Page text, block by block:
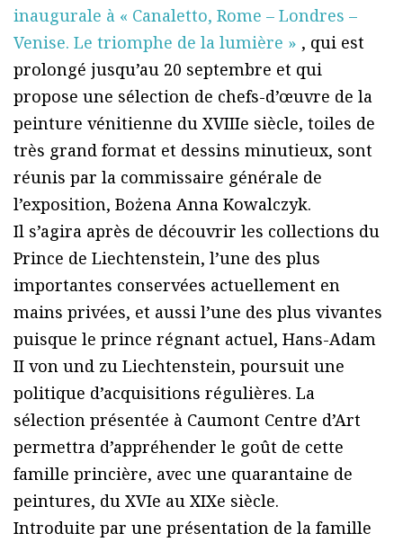
inaugurale à « Canaletto, Rome – Londres –
Venise. Le triomphe de la lumière » , qui est
prolongé jusqu’au 20 septembre et qui
propose une sélection de chefs-d’œuvre de la
peinture vénitienne du XVIIIe siècle, toiles de
très grand format et dessins minutieux, sont
réunis par la commissaire générale de
l’exposition, Bożena Anna Kowalczyk.
Il s’agira après de découvrir les collections du
Prince de Liechtenstein, l’une des plus
importantes conservées actuellement en
mains privées, et aussi l’une des plus vivantes
puisque le prince régnant actuel, Hans-Adam
II von und zu Liechtenstein, poursuit une
politique d’acquisitions régulières. La
sélection présentée à Caumont Centre d’Art
permettra d’appréhender le goût de cette
famille princière, avec une quarantaine de
peintures, du XVIe au XIXe siècle.
Introduite par une présentation de la famille